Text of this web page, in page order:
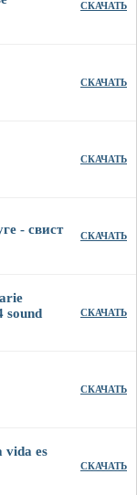
СКАЧАТЬ
СКАЧАТЬ
СКАЧАТЬ
- свист СКАЧАТЬ
sound
СКАЧАТЬ
СКАЧАТЬ
vida es
СКАЧАТЬ